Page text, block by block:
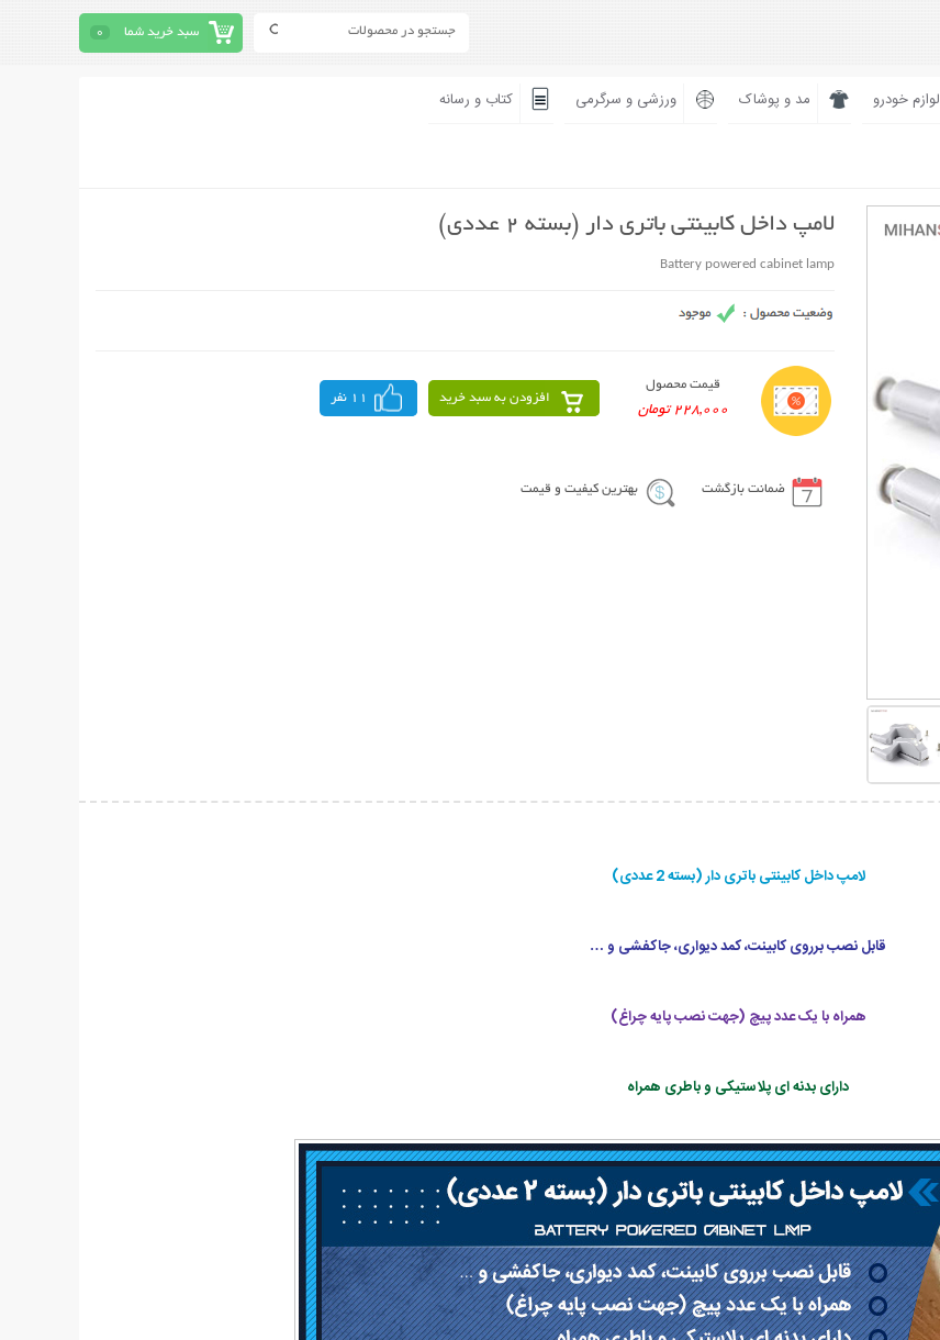
سبد خرید شما 0
لوازم خودرو مد و پوشاک ورزشی و سرگرمی کتاب و رسانه
لامپ داخل کابینتی باتری دار (بسته 2 عددی)
Battery powered cabinet lamp
قیمت محصول
228,000 تومان
افزودن به سبد خرید 11 نفر
ضمانت بازگشت بهترین کیفیت و قیمت
لامپ داخل کابینتی باتری دار (بسته 2 عددی)
قابل نصب برروی کابینت، کمد دیواری، جاکفشی و …
همراه با یک عدد پیچ (جهت نصب پایه چراغ)
دارای بدنه ای پلاستیکی و باطری همراه